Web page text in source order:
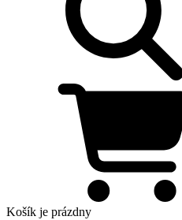
Košík je prázdny